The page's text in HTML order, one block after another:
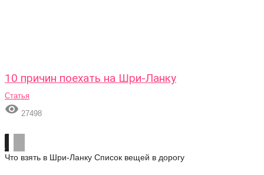
10 причин поехать на Шри-Ланку
Статья
 27498
Что взять в Шри-Ланку Список вещей в дорогу